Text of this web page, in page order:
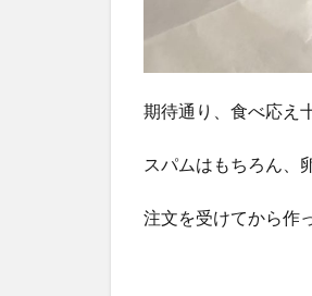
期待通り、食べ応え
スパムはもちろん、
注文を受けてから作